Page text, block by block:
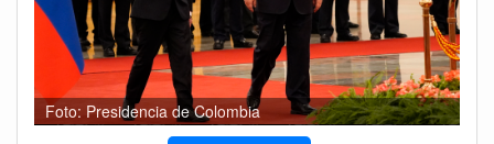
Foto: Presidencia de Colombia